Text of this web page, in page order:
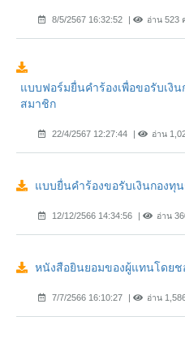
8/5/2567 16:32:52 อ่าน 523
แบบฟอร์มยื่นคำร้องเพื่อขอรับเงิ
สมาชิก
22/4/2567 12:27:44 อ่าน
แบบยื่นคำร้องขอรับเงินกองทุ
12/12/2566 14:34:56 อ่าน
หนังสือยินยอมของผู้แทนโดยช
7/7/2566 16:10:27 อ่าน